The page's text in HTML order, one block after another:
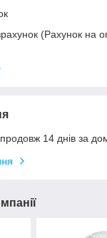
(Рахунок на
14 днів за